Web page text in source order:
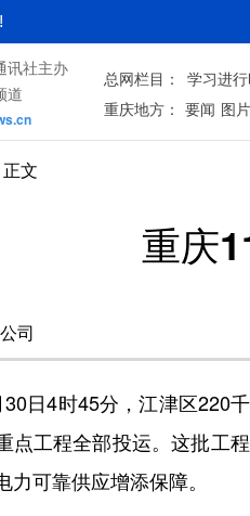
讯社主办
道
总网栏目： 学习进
重庆地方： 要闻 图片
文
司
重庆
4时45分，江津区220千
点工程全部投运。这批工
力可靠供应增添保障。